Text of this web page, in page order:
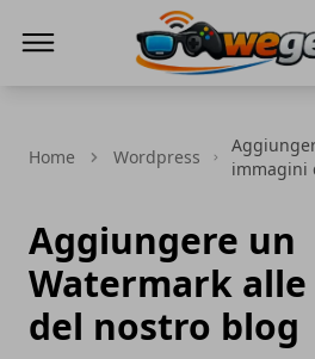
Home Wordpress
immagini
Aggiungere un
Watermark
del nostro blog